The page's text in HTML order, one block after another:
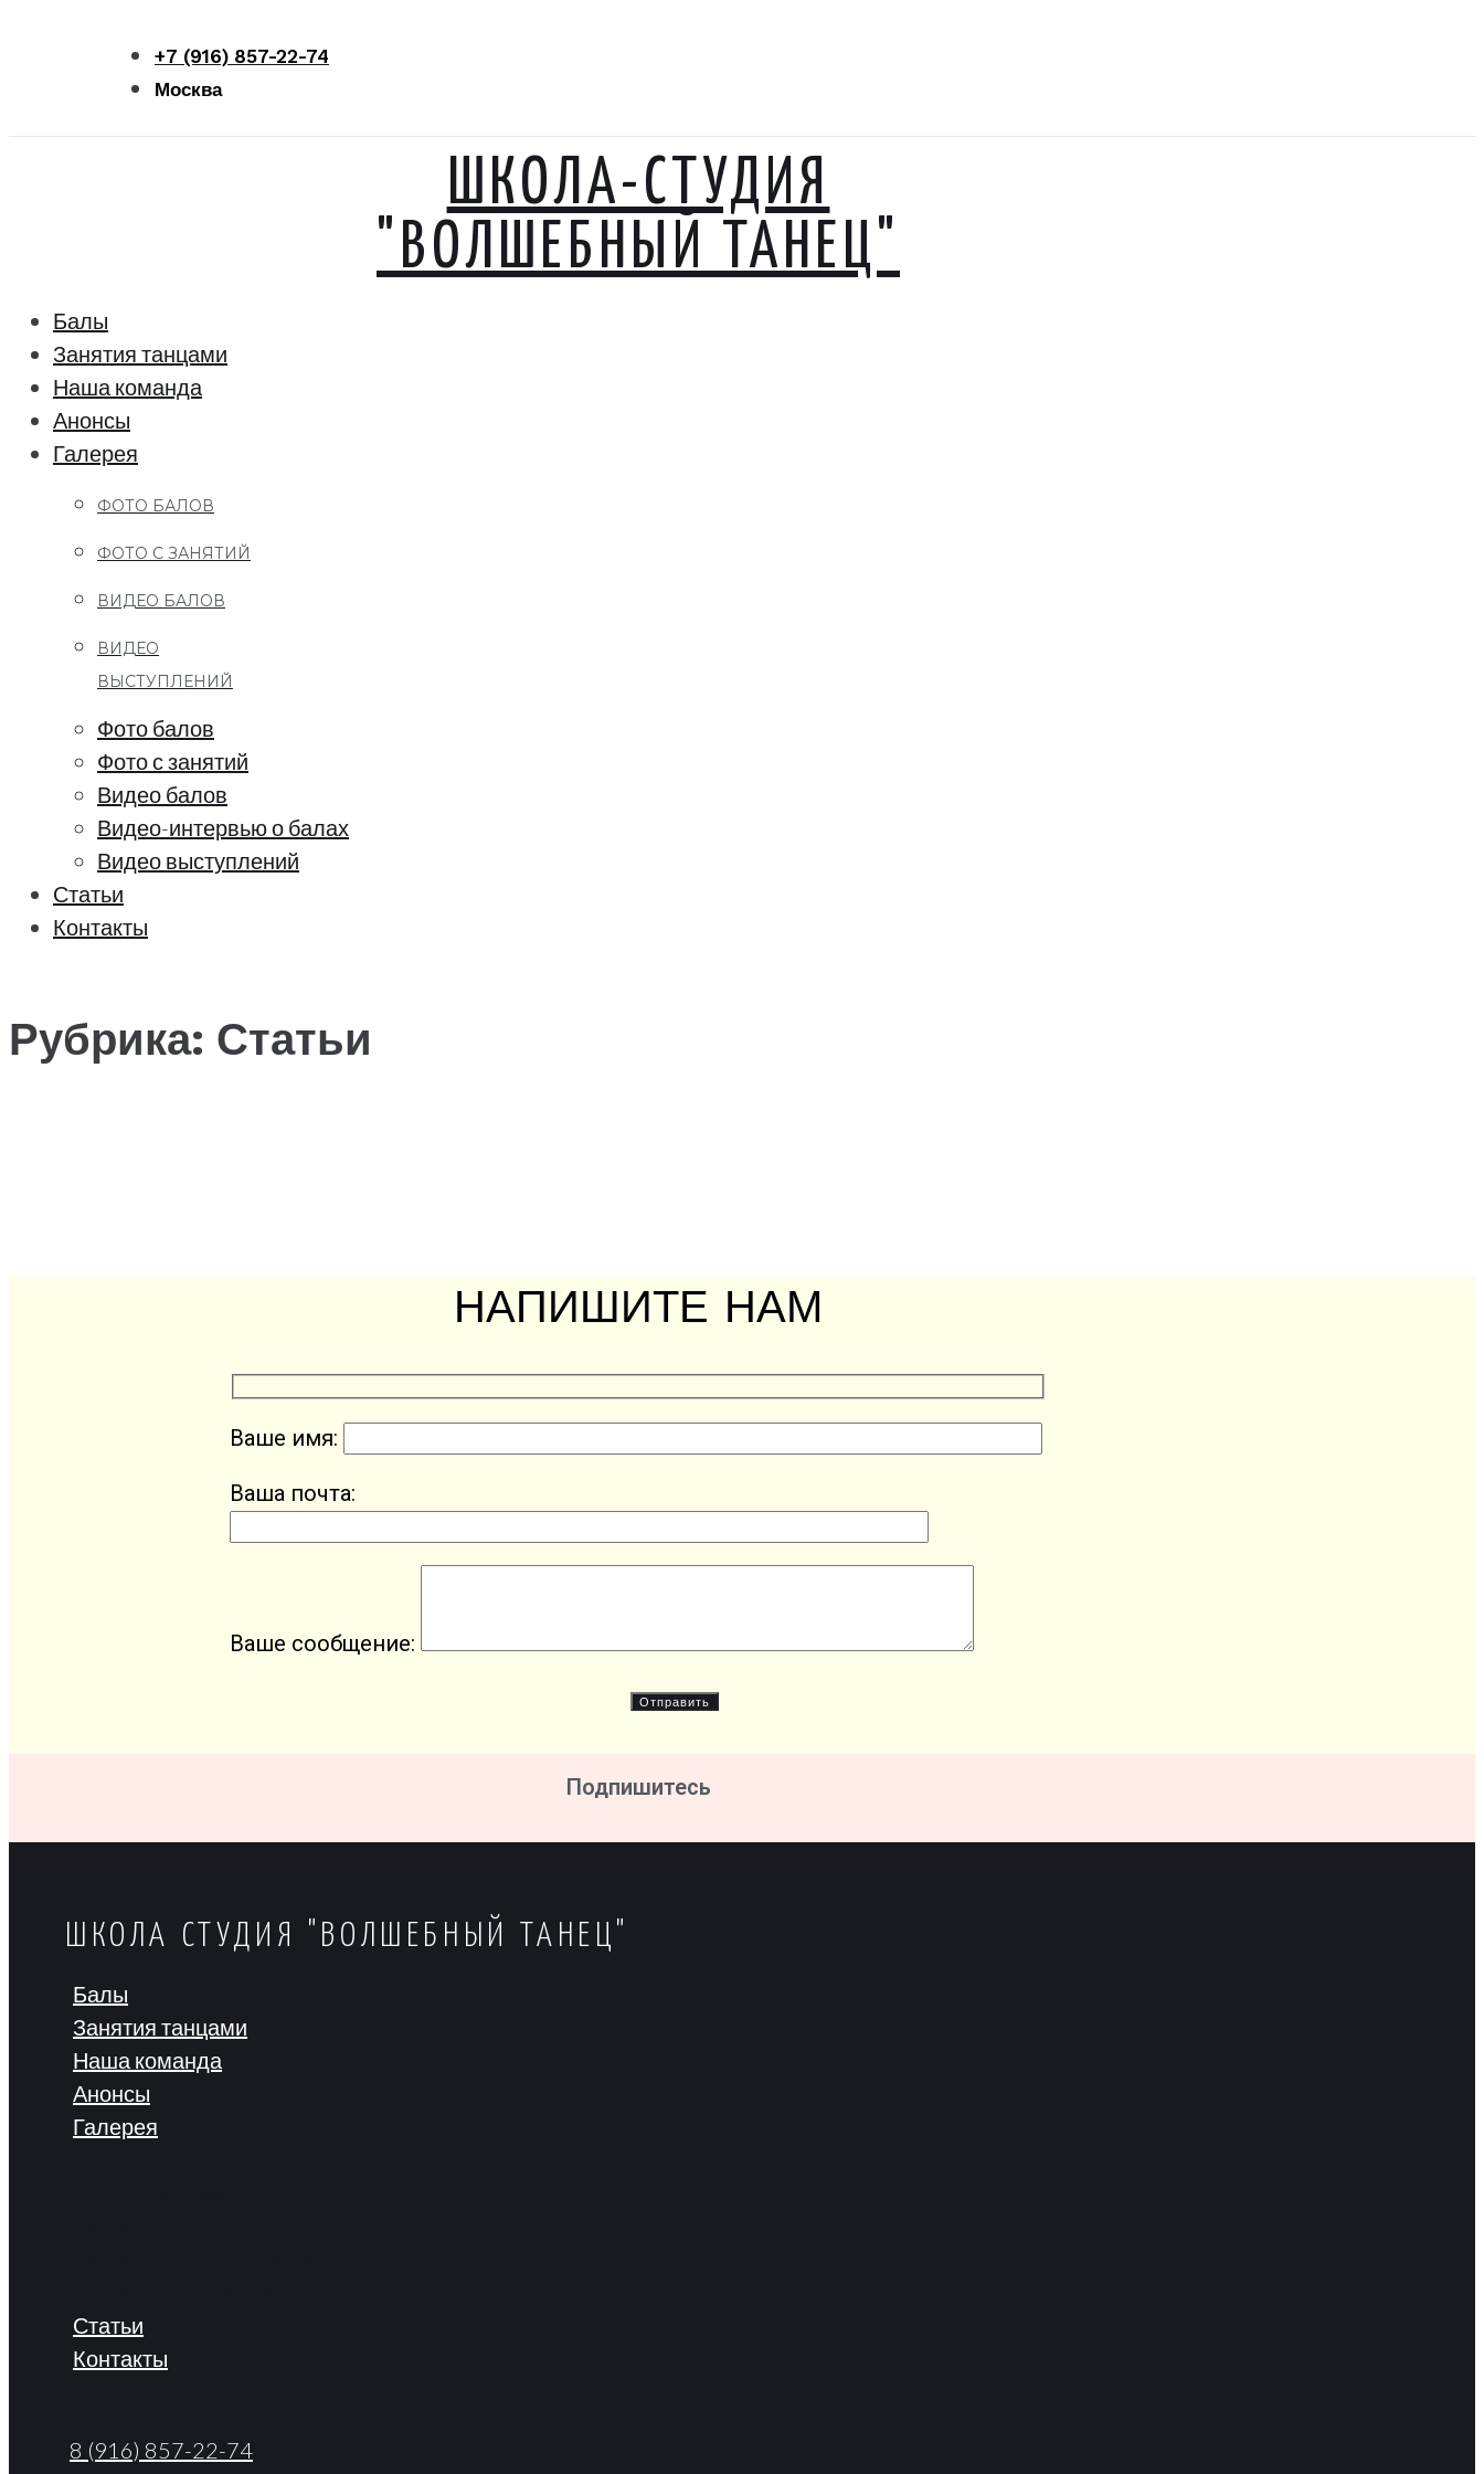
+7 (916) 857-22-74
Москва
ШКОЛА-СТУДИЯ
"ВОЛШЕБНЫЙ ТАНЕЦ"
Балы
Занятия танцами
Наша команда
Анонсы
Галерея
ФОТО БАЛОВ
ФОТО С ЗАНЯТИЙ
ВИДЕО БАЛОВ
ВИДЕО
ВЫСТУПЛЕНИЙ
Фото балов
Фото с занятий
Видео балов
Видео-интервью о балах
Видео выступлений
Статьи
Контакты
Рубрика: Статьи
НАПИШИТЕ НАМ
Ваше имя:
Ваша почта:
Ваше сообщение:
Подпишитесь
ШКОЛА СТУДИЯ "ВОЛШЕБНЫЙ ТАНЕЦ"
Балы
Занятия танцами
Наша команда
Анонсы
Галерея
Статьи
Контакты
8 (916) 857-22-74